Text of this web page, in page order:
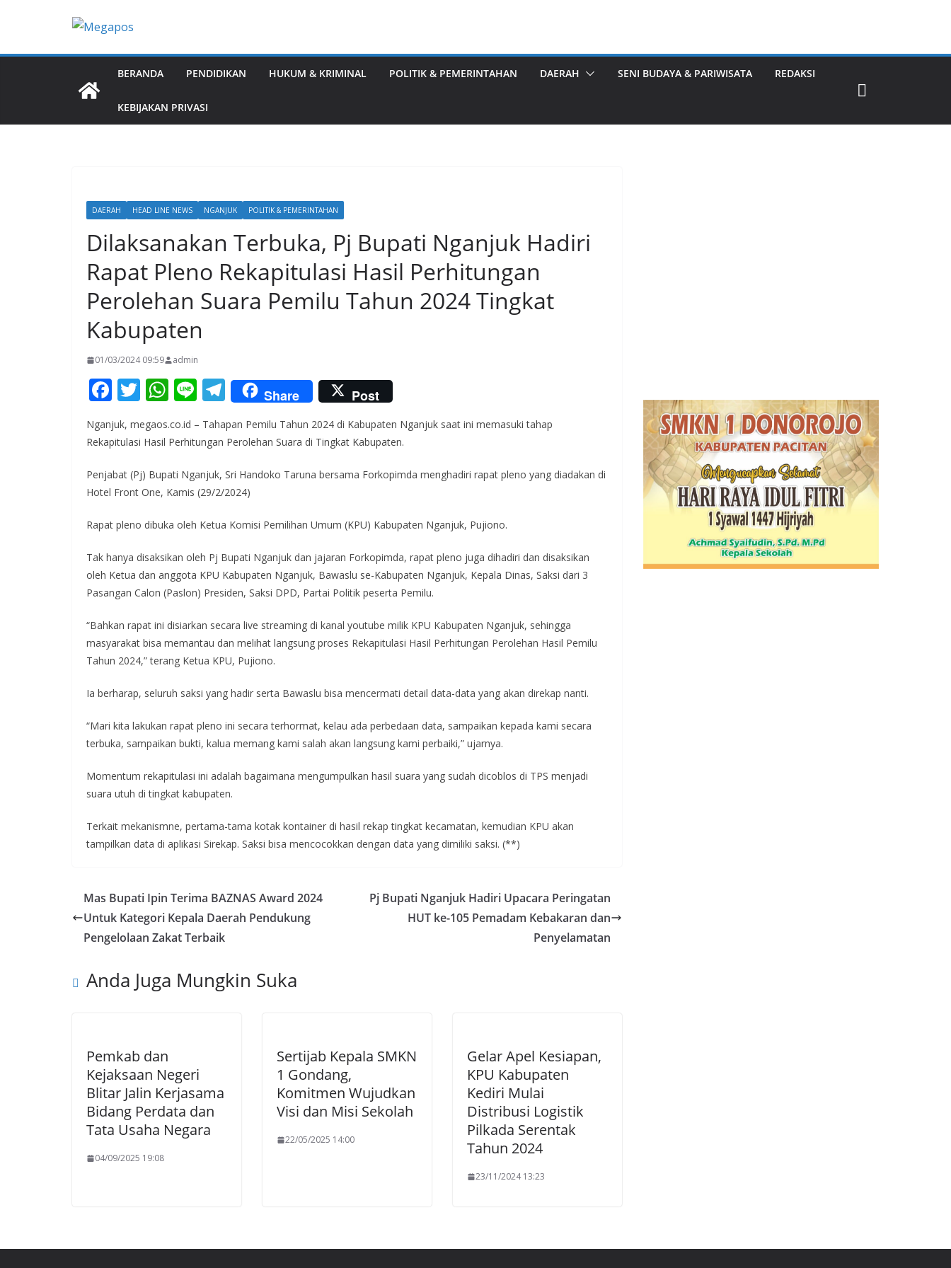
BERANDA PENDIDIKAN HUKUM & KRIMINAL POLITIK & PEMERINTAHAN DAERAH SENI BUDAYA & PARIWISATA REDAKSI
KEBIJAKAN PRIVASI
DAERAH HEAD LINE NEWS NGANJUK POLITIK & PEMERINTAHAN
Dilaksanakan Terbuka, Pj Bupati Nganjuk Hadiri
Rapat Pleno Rekapitulasi Hasil Perhitungan
Perolehan Suara Pemilu Tahun 2024 Tingkat
Kabupaten
01/03/2024 09:59 admin
F
ac
e
o
o
k
T
itt
W
at
A
p
p
Li
e
T
el
e
a
m
Share Post
Nganjuk, megaos.co.id – Tahapan Pemilu Tahun 2024 di Kabupaten Nganjuk saat ini memasuki tahap
Rekapitulasi Hasil Perhitungan Perolehan Suara di Tingkat Kabupaten.
Penjabat (Pj) Bupati Nganjuk, Sri Handoko Taruna bersama Forkopimda menghadiri rapat pleno yang diadakan di
Hotel Front One, Kamis (29/2/2024)
Rapat pleno dibuka oleh Ketua Komisi Pemilihan Umum (KPU) Kabupaten Nganjuk, Pujiono.
Tak hanya disaksikan oleh Pj Bupati Nganjuk dan jajaran Forkopimda, rapat pleno juga dihadiri dan disaksikan
oleh Ketua dan anggota KPU Kabupaten Nganjuk, Bawaslu se-Kabupaten Nganjuk, Kepala Dinas, Saksi dari 3
Pasangan Calon (Paslon) Presiden, Saksi DPD, Partai Politik peserta Pemilu.
“Bahkan rapat ini disiarkan secara live streaming di kanal youtube milik KPU Kabupaten Nganjuk, sehingga
masyarakat bisa memantau dan melihat langsung proses Rekapitulasi Hasil Perhitungan Perolehan Hasil Pemilu
Tahun 2024,” terang Ketua KPU, Pujiono.
Ia berharap, seluruh saksi yang hadir serta Bawaslu bisa mencermati detail data-data yang akan direkap nanti.
“Mari kita lakukan rapat pleno ini secara terhormat, kelau ada perbedaan data, sampaikan kepada kami secara
terbuka, sampaikan bukti, kalua memang kami salah akan langsung kami perbaiki,” ujarnya.
Momentum rekapitulasi ini adalah bagaimana mengumpulkan hasil suara yang sudah dicoblos di TPS menjadi
suara utuh di tingkat kabupaten.
Terkait mekanismne, pertama-tama kotak kontainer di hasil rekap tingkat kecamatan, kemudian KPU akan
tampilkan data di aplikasi Sirekap. Saksi bisa mencocokkan dengan data yang dimiliki saksi. (**)
Mas Bupati Ipin Terima BAZNAS Award 2024
Untuk Kategori Kepala Daerah Pendukung
Pengelolaan Zakat Terbaik
Pj Bupati Nganjuk Hadiri Upacara Peringatan
HUT ke-105 Pemadam Kebakaran dan
Penyelamatan
Anda Juga Mungkin Suka
Pemkab dan
Kejaksaan Negeri
Blitar Jalin Kerjasama
Bidang Perdata dan
Tata Usaha Negara
04/09/2025 19:08
Sertijab Kepala SMKN
1 Gondang,
Komitmen Wujudkan
Visi dan Misi Sekolah
22/05/2025 14:00
Gelar Apel Kesiapan,
KPU Kabupaten
Kediri Mulai
Distribusi Logistik
Pilkada Serentak
Tahun 2024
23/11/2024 13:23